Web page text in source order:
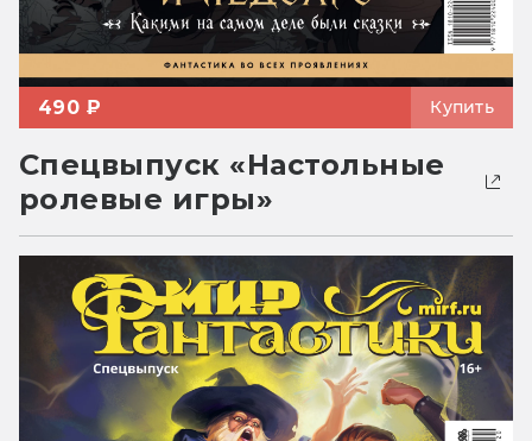
490 ₽ Купить
Спецвыпуск «Настольные
ролевые игры»